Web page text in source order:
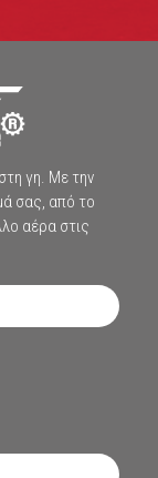
γη. Με την
σας, από το
αέρα στις